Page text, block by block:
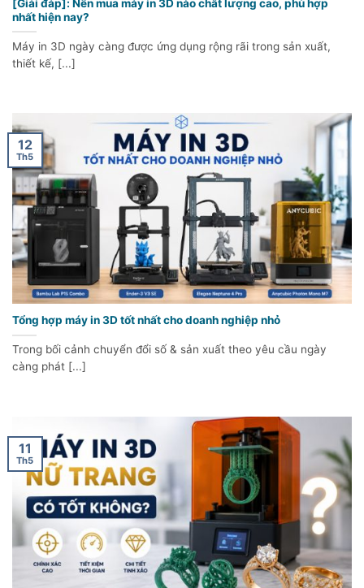
[Giải đáp]: Nên mua máy in 3D nào chất lượng cao, phù hợp
nhất hiện nay?
Máy in 3D ngày càng được ứng dụng rộng rãi trong sản xuất,
thiết kế, [...]
Tổng hợp máy in 3D tốt nhất cho doanh nghiệp nhỏ
Trong bối cảnh chuyển đổi số & sản xuất theo yêu cầu ngày
càng phát [...]
12
Th5
11
Th5